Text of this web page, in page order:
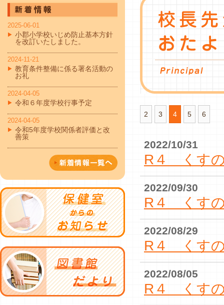
2 3 4 5 6
2022/10/31
R４ くす
2022/09/30
R４ くす
2022/08/29
R４ くす
2022/08/05
R４ くす
2025-06-01
小郡小学校いじめ防止基本方針
を改訂いたしました。
2024-11-21
教育条件整備に係る署名活動の
お礼
2024-04-05
令和６年度学校行事予定
2024-04-05
令和5年度学校関係者評価と改
善策